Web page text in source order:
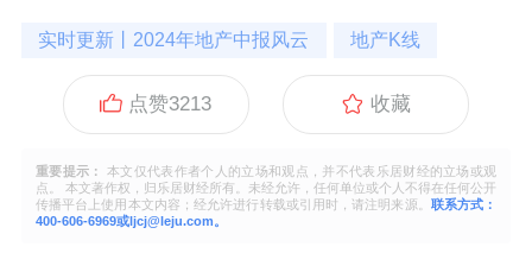
实时更新丨2024年地产中报风云 地产K线
点赞3213 收藏
重要提示：
本文仅代表作者个人的立场和观点，并不代表乐居财经的立场或观
点。 本文著作权，归乐居财经所有。未经允许，任何单位或个人不得在任何公开
传播平台上使用本文内容；经允许进行转载或引用时，请注明来源。 联系方式：
400-606-6969或ljcj@leju.com。